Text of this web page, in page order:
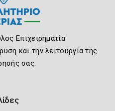
Επιχειρηματία
και την λειτουργία της
σας.